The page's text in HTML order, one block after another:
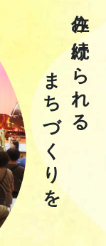
住み続けられる
まちづくりを